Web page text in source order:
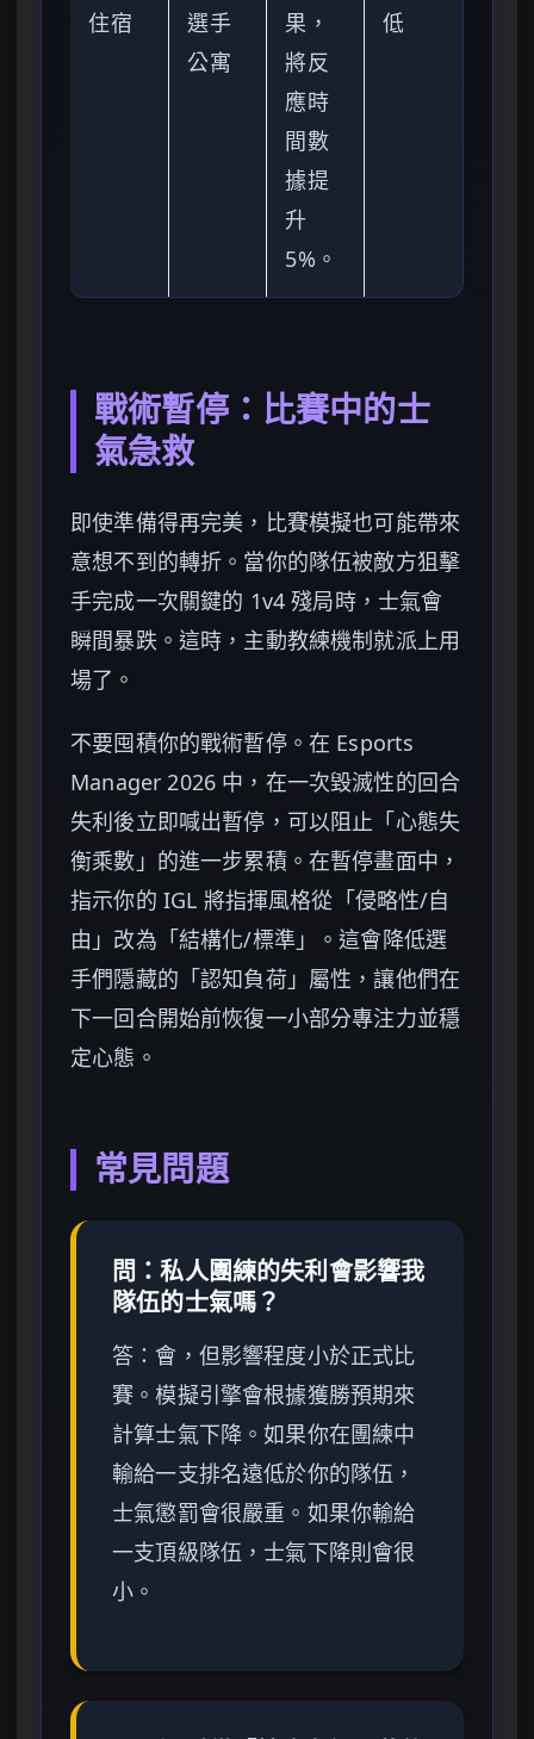
住宿
選手
公寓
果，
將反
應時
間數
據提
升
5%。
低
戰術暫停：比賽中的士
氣急救
即使準備得再完美，比賽模擬也可能帶來
意想不到的轉折。當你的隊伍被敵方狙擊
手完成一次關鍵的 1v4 殘局時，士氣會
瞬間暴跌。這時，主動教練機制就派上用
場了。
不要囤積你的戰術暫停。在 Esports
Manager 2026 中，在一次毀滅性的回合
失利後立即喊出暫停，可以阻止「心態失
衡乘數」的進一步累積。在暫停畫面中，
指示你的 IGL 將指揮風格從「侵略性/自
由」改為「結構化/標準」。這會降低選
手們隱藏的「認知負荷」屬性，讓他們在
下一回合開始前恢復一小部分專注力並穩
定心態。
常見問題
問：私人團練的失利會影響我
隊伍的士氣嗎？
答：會，但影響程度小於正式比
賽。模擬引擎會根據獲勝預期來
計算士氣下降。如果你在團練中
輸給一支排名遠低於你的隊伍，
士氣懲罰會很嚴重。如果你輸給
一支頂級隊伍，士氣下降則會很
小。